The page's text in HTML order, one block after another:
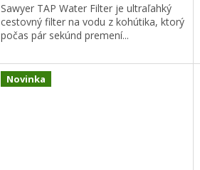
Sawyer TAP Water Filter je ultraľahký
cestovný filter na vodu z kohútika, ktorý
počas pár sekúnd premení...
Novinka